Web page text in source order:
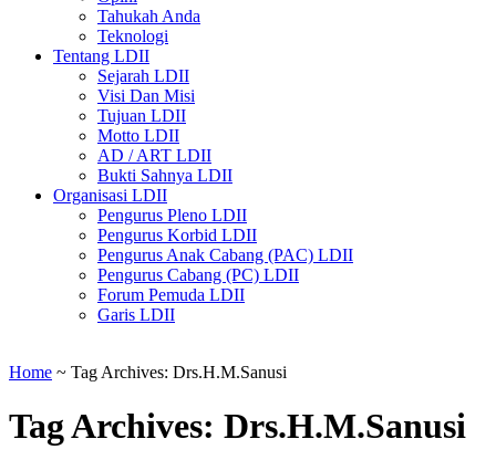
Tahukah Anda
Teknologi
Tentang LDII
Sejarah LDII
Visi Dan Misi
Tujuan LDII
Motto LDII
AD / ART LDII
Bukti Sahnya LDII
Organisasi LDII
Pengurus Pleno LDII
Pengurus Korbid LDII
Pengurus Anak Cabang (PAC) LDII
Pengurus Cabang (PC) LDII
Forum Pemuda LDII
Garis LDII
Home ~ Tag Archives: Drs.H.M.Sanusi
Tag Archives: Drs.H.M.Sanusi